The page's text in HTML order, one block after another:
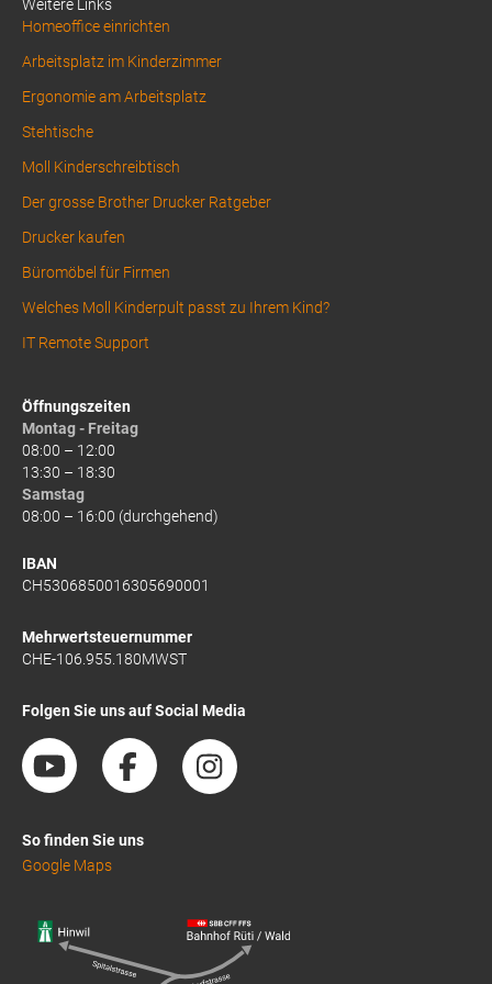
Weitere Links
Homeoffice einrichten
Arbeitsplatz im Kinderzimmer
Ergonomie am Arbeitsplatz
Stehtische
Moll Kinderschreibtisch
Der grosse Brother Drucker Ratgeber
Drucker kaufen
Büromöbel für Firmen
Welches Moll Kinderpult passt zu Ihrem Kind?
IT Remote Support
Öffnungszeiten
Montag - Freitag
08:00 – 12:00
13:30 – 18:30
Samstag
08:00 – 16:00 (durchgehend)
IBAN
CH5306850016305690001
Mehrwertsteuernummer
CHE-106.955.180MWST
Folgen Sie uns auf Social Media
So finden Sie uns
Google Maps